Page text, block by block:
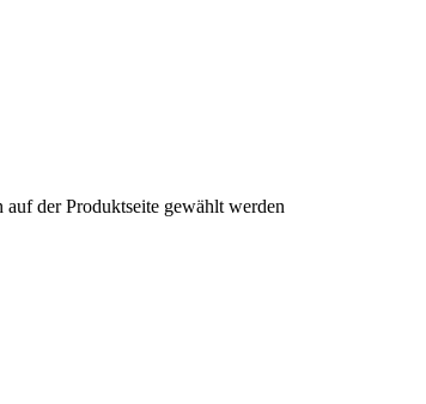
der Produktseite gewählt werden